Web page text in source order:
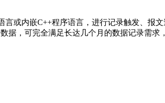
或内嵌C++程序语言，进行记录触发、报
据，可完全满足长达几个月的数据记录需求